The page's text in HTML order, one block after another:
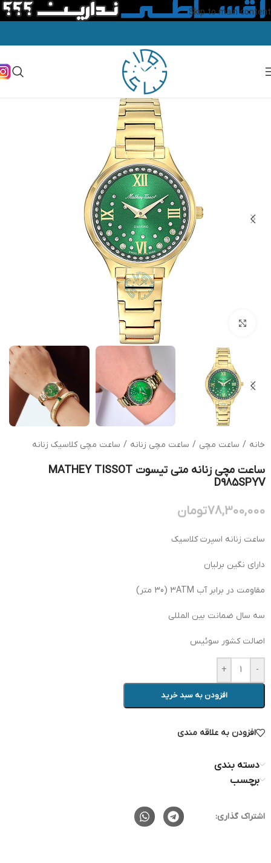
Skip to main content
خانه / ساعت مچی / ساعت مچی زنانه / ساعت مچی کلاسیک زنانه
ساعت مچی زنانه متی تیسوت MATHEY TISSOT
D985SPYV
78,300,000تومان
ساعت زنانه اسپرت کلاسیک
دارای نگین برلیان
مقاومت در برابر آب 3ATM (30 متر)
سه سال ضمانت بین المللی
اصالت کشور سوئیس
-
+
افزودن به سبد خرید
افزودن به علاقه مندی
دسته بندی
برچسب
اشتراک گذاری: